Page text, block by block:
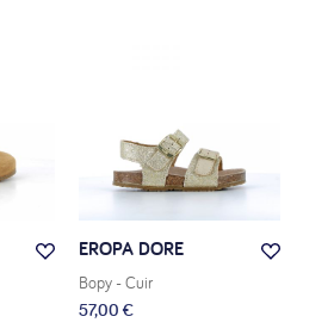
EROPA DORE
Bopy - Cuir
57,00 €